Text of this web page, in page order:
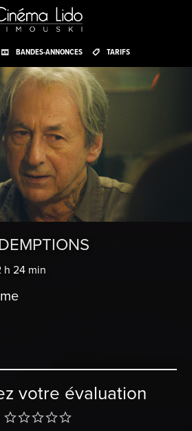
BANDES-ANNONCES TARIFS
h 24 min
votre évaluation